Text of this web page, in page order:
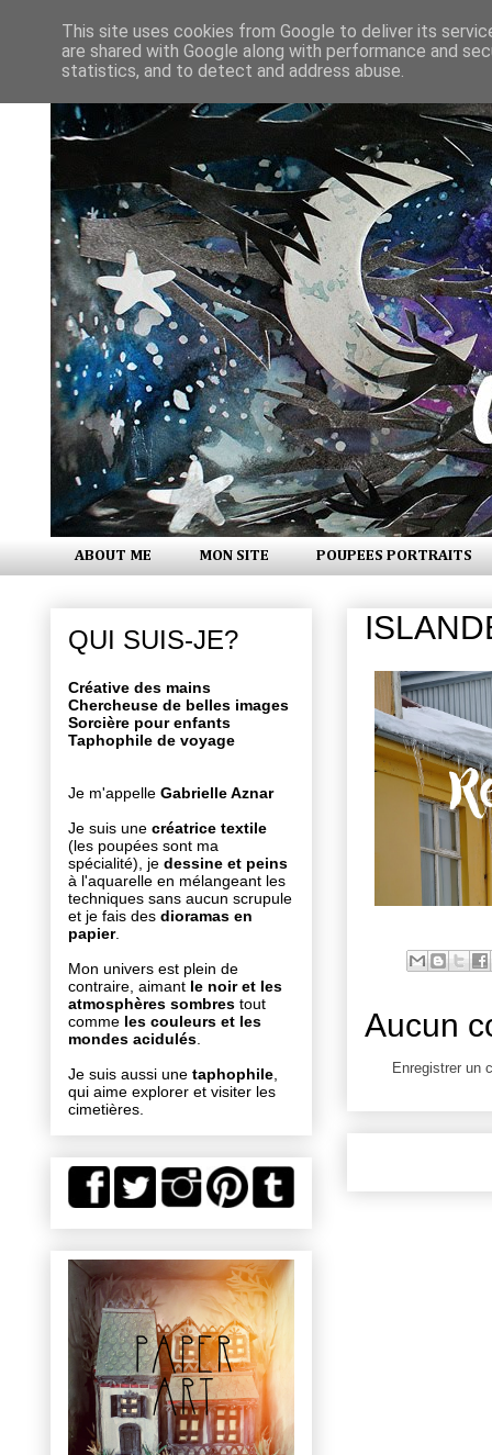
ABOUT ME MON SITE POUPEES PORTRAITS
Aucun
Enregistrer un
QUI SUIS-JE?
Créative des mains
Chercheuse de belles images
Sorcière pour enfants
Taphophile de voyage
Je m'appelle Gabrielle Aznar
Je suis une créatrice textile
(les poupées sont ma
spécialité), je dessine et peins
à l'aquarelle en mélangeant les
techniques sans aucun scrupule
et je fais des dioramas en
papier.
Mon univers est plein de
contraire, aimant le noir et les
atmosphères sombres tout
comme les couleurs et les
mondes acidulés
Je suis aussi une taphophile
qui aime explorer et visiter les
cimetières.
This site uses cookies from Google to deliver its
are shared with Google along with performance and
statistics, and to detect and address abuse.